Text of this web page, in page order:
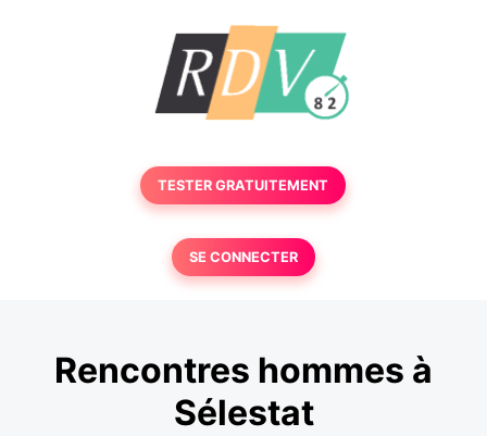
TESTER GRATUITEMENT
SE CONNECTER
Rencontres hommes à
Sélestat